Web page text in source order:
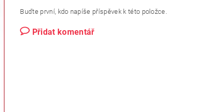
Buďte první, kdo napíše příspěvek k této položce.
Přidat komentář